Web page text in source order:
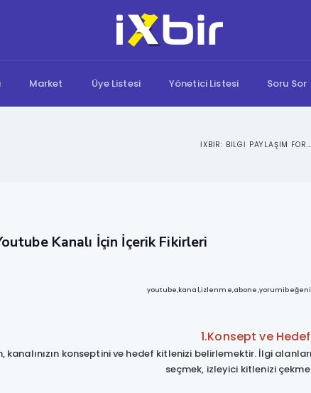
Market Üye Listesi Yönetici Listesi Soru Sor
IXBIR: BILGI PAYLAŞIM FORUMU
Kanalı İçin İçerik Fikirleri
1.Konsept ve
kanalınızın konseptini ve hedef kitlenizi belirlemektir. İlgi
seçmek, izleyici kitlenizi